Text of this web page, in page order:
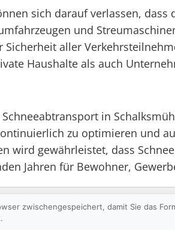
sich darauf verlassen,
und
aller
Haushalte als auch
in
zu optimieren und
wird gewährleistet, dass
Jahren für Bewohner,
zwischengespeichert, damit Sie das